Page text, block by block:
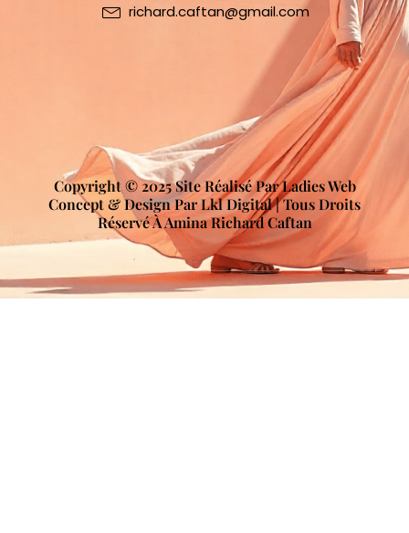
richard.caftan@gmail.com
Copyright © 2025 Site Réalisé Par Ladies Web
Concept & Design Par Lkl Digital | Tous Droits
Réservé À Amina Richard Caftan